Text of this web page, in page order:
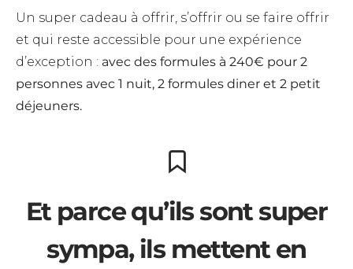
Un super cadeau à offrir, s’offrir ou se faire offrir
et qui reste accessible pour une expérience
d’exception : avec des formules à 240€ pour 2
personnes avec 1 nuit, 2 formules diner et 2 petit
déjeuners.
Et parce qu’ils sont super
sympa, ils mettent en